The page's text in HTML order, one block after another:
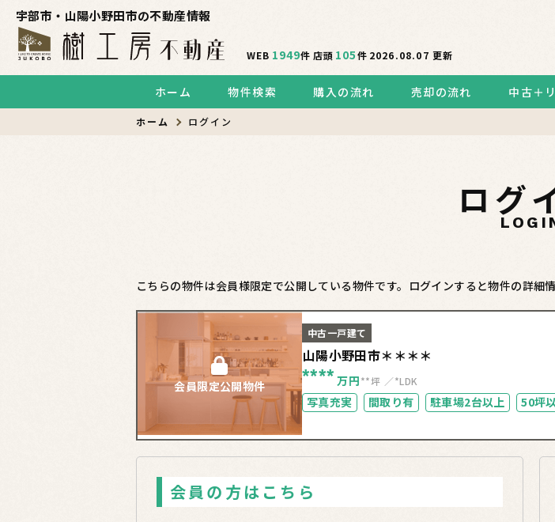
宇部市・山陽小野田市の不動産情報
WEB 1949件 店頭 105件 2026.08.07更新
ホーム 物件検索 購入の流れ 売却の流れ 中古＋
ホーム ログイン
ログ
こちらの物件は会員様限定で公開している物件です。ログインすると物件の詳細
会員限定公開物件
中古一戸建て
山陽小野田市＊＊＊＊
**** 万円**坪 *LDK
写真充実 間取り有 駐車場2台以上
50坪
会員の方はこちら